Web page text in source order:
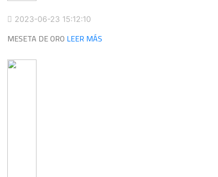
2023-06-23 15:12:10
MESETA DE ORO LEER MÁS